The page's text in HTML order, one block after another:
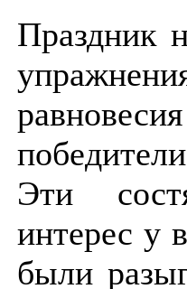
Праздник
Эти
интерес у
были